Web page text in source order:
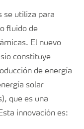
se utiliza para
fluido de
El nuevo
constituye
de energía
solar
que es una
innovación es: